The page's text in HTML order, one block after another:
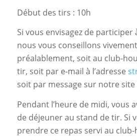
Début des tirs : 10h
Si vous envisagez de participer
nous vous conseillons
préalablement, soit au club-
tir, soit par e-mail à l’adresse
soit par message sur notre site
Pendant l’heure de midi, vous
de déjeuner au stand de tir. Si
prendre ce repas servi au club-